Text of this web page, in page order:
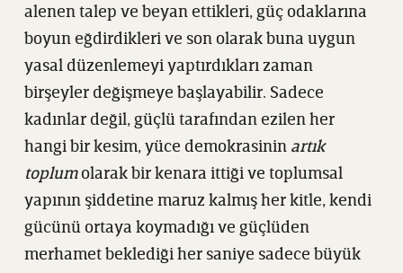
alenen talep ve beyan ettikleri, güç odaklarına
boyun eğdirdikleri ve son olarak buna uygun
yasal düzenlemeyi yaptırdıkları zaman
birşeyler değişmeye başlayabilir. Sadece
kadınlar değil, güçlü tarafından ezilen her
hangi bir kesim, yüce demokrasinin artık
toplumolarak bir kenara ittiği ve toplumsal
yapının şiddetine maruz kalmış her kitle, kendi
gücünü ortaya koymadığı ve güçlüden
merhamet beklediği her saniye sadece büyük